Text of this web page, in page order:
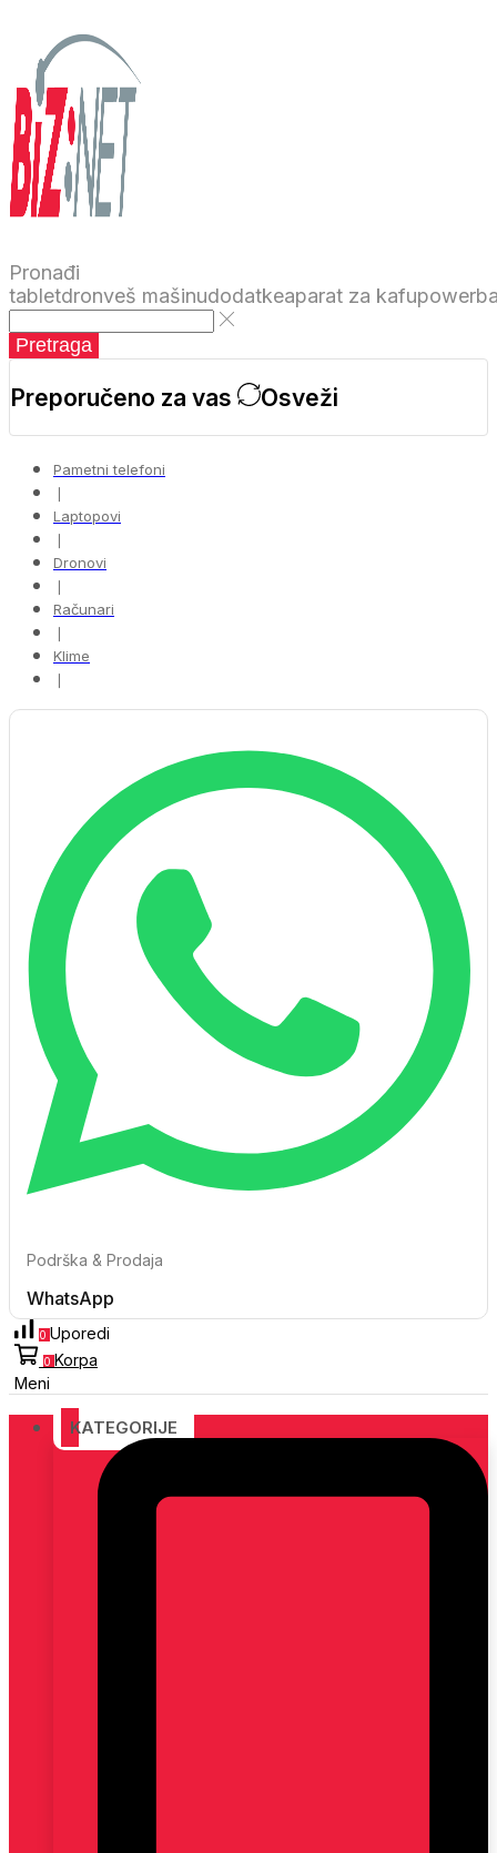
Pronađi
tabletdronveš mašinudodatkeaparat za kafu
Pretraga
Preporučeno za vas Osveži
Pametni telefoni
❘
Laptopovi
❘
Dronovi
❘
Računari
❘
Klime
❘
Podrška & Prodaja
WhatsApp
0 Uporedi
0 Korpa
Meni
KATEGORIJE